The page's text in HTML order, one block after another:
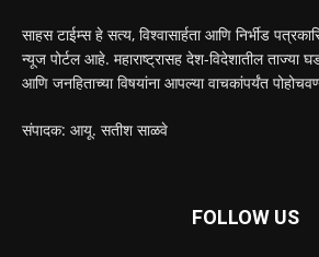
साहस टाईम्स हे सत्य, विश्वासार्हता आणि निर्भीड
न्यूज पोर्टल आहे. महाराष्ट्रासह देश-विदेशातील ताज्या
आणि जनहिताच्या विषयांना आपल्या वाचकांपर्यंत
संपादक: आयू. सतीश साळवे
FOLLOW US